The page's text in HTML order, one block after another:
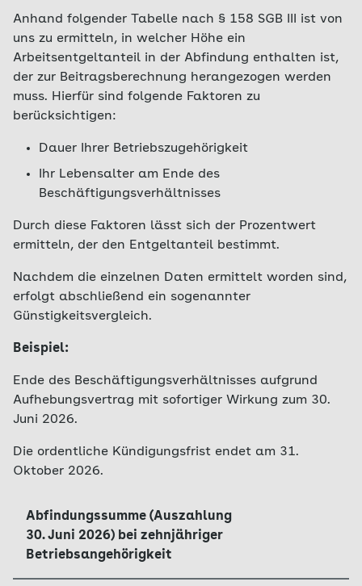
Anhand folgender Tabelle nach § 158 SGB III ist von
uns zu ermitteln, in welcher Höhe ein
Arbeitsentgeltanteil in der Abfindung enthalten ist,
der zur Beitragsberechnung herangezogen werden
muss. Hierfür sind folgende Faktoren zu
berücksichtigen:
Dauer Ihrer Betriebszugehörigkeit
Ihr Lebensalter am Ende des
Beschäftigungsverhältnisses
Durch diese Faktoren lässt sich der Prozentwert
ermitteln, der den Entgeltanteil bestimmt.
Nachdem die einzelnen Daten ermittelt worden sind,
erfolgt abschließend ein sogenannter
Günstigkeitsvergleich.
Beispiel:
Ende des Beschäftigungsverhältnisses aufgrund
Aufhebungsvertrag mit sofortiger Wirkung zum 30.
Juni 2026.
Die ordentliche Kündigungsfrist endet am 31.
Oktober 2026.
Abfindungssumme (Auszahlung
30. Juni 2026) bei zehnjähriger
Betriebsangehörigkeit